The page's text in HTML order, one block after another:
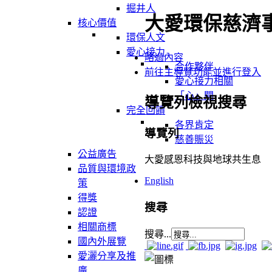
掘井人
核心價值
環保人文
愛心接力
合作夥伴
愛心接力相關
「心」聞
完全回饋
各界肯定
慈善賑災
公益廣告
品質與環境政
策
得獎
認證
相關商標
國內外展覽
愛灑分享及推
大愛環保慈濟
略過內容
前往主導覽功能並進行登入
導覽列檢視搜尋
導覽列
大愛感恩科技與地球共生息
English
搜尋
搜尋...